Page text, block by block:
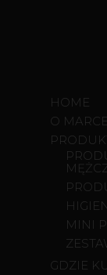
HOME
O MARCE
MINI
GDZIE